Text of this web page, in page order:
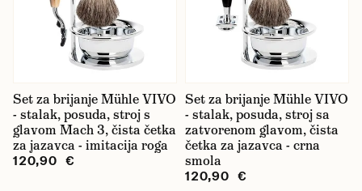
Marka
Geo. F. Trumper
Morgan's
Mühle
Taylor of Old Bond Street
Set za brijanje Mühle VIVO
- stalak, posuda, stroj s
glavom Mach 3, čista četka
za jazavca - imitacija roga
120,90 €
Set za brijanje Mühle VIVO
- stalak, posuda, stroj sa
zatvorenom glavom, čista
četka za jazavca - crna
smola
120,90 €